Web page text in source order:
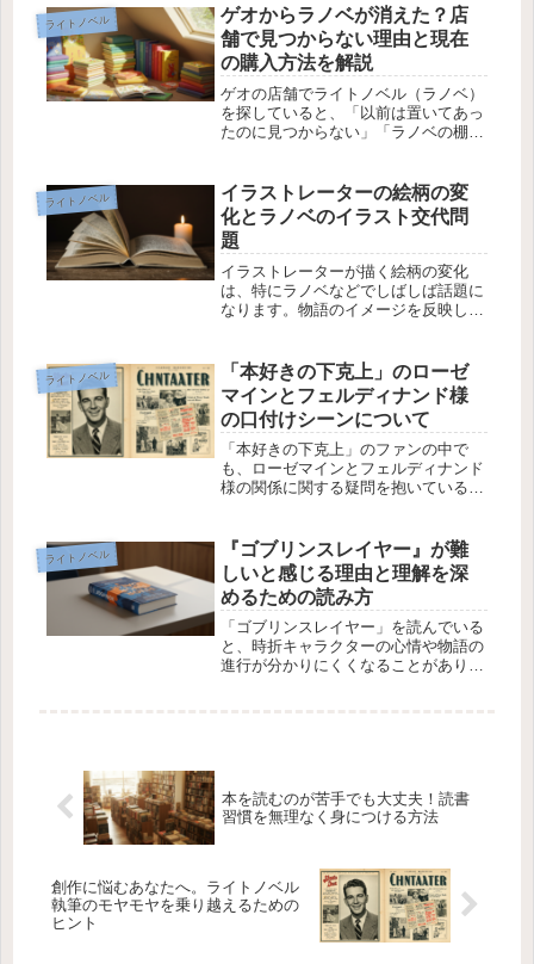
特徴として、緑色の髪、魔術の才能、
魔力量の多さ、闘気を纏えないなどが
挙...
ライトノベル
ゲオからラノベが消えた？店
舗で見つからない理由と現在
の購入方法を解説
ゲオの店舗でライトノベル（ラノベ）
を探していると、「以前は置いてあっ
たのに見つからない」「ラノベの棚が
ラノベが消えたわけではなく、店舗ご
との取り扱いや売場構成の変化が大き
く関...
ライトノベル
イラストレーターの絵柄の変
化とラノベのイラスト交代問
題
イラストレーターが描く絵柄の変化
は、特にラノベなどでしばしば話題に
なります。物語のイメージを反映した
や編集者からの反応が気になるところ
です。特に、いとうのいぢなど、絵柄
の変...
ライトノベル
「本好きの下克上」のローゼ
マインとフェルディナンド様
の口付けシーンについて
「本好きの下克上」のファンの中で
も、ローゼマインとフェルディナンド
様の関係に関する疑問を抱いている方
ィナンド様が口付けを交わし、その結
果として「合うか合わないかが分か
る」と...
ライトノベル
『ゴブリンスレイヤー』が難
しいと感じる理由と理解を深
めるための読み方
「ゴブリンスレイヤー」を読んでいる
と、時折キャラクターの心情や物語の
進行が分かりにくくなることがありま
本を読むのが苦手でも大丈夫！読書
習慣を無理なく身につける方法
創作に悩むあなたへ。ライトノベル
執筆のモヤモヤを乗り越えるための
ヒント